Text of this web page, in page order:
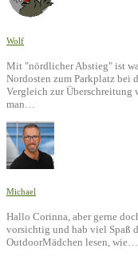
Wolf
Mit "nördlicher Abstieg" ist
Nordosten zum Parkplatz bei
Vergleich zur Überschreitung
man…
Michael
Hallo Corinna, aber gerne
vorsichtig und hab viel Spaß
OutdoorMädchen lesen, wie…